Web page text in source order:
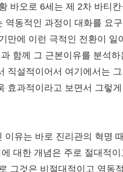
바오로 6세는 제 2차 바티칸
역동적인 과정이 대화를 요
만에 이런 극적인 전환이 일
함께 그 근본이유를 분석하
직설적이어서 여기에서는
효과적이라고 보면서 그렇
이유는 바로 진리관의 혁명
대한 개념은 주로 절대적이
그것은 비절대적이고 역동